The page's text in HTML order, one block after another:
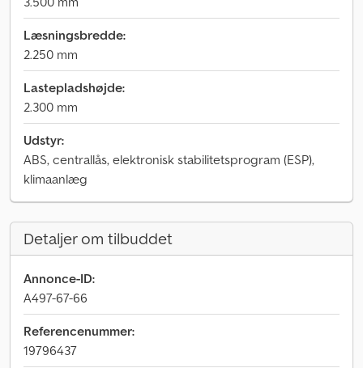
Læsningsbredde:
2.250 mm
Lastepladshøjde:
2.300 mm
Udstyr:
ABS, centrallås, elektronisk stabilitetsprogram (ESP),
klimaanlæg
Detaljer om tilbuddet
Annonce-ID:
A497-67-66
Referencenummer:
19796437